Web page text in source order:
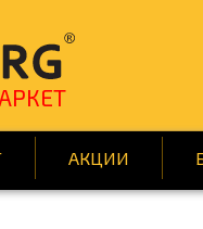
АКЦИИ